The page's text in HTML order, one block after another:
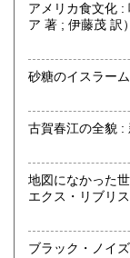
店頭買取、出張
熊本県内でした
令和4年3月1日よ
アメリカ食文化 : 味覚の
ア 著 ; 伊藤茂 訳）
地図になかった